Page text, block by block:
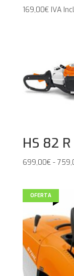
169,00€ IVA
HS 82 R
699,00€ -
OFERTA